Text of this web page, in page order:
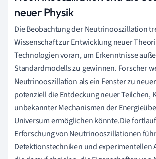
neuer Physik
Die Beobachtung der Neutrinooszillation
Wissenschaft zur Entwicklung neuer
Technologien voran, um Erkenntnisse
Standardmodells zu gewinnen. Forscher
Neutrinooszillation als ein Fenster zu
potenziell die Entdeckung neuer Teilchen,
unbekannter Mechanismen der
Universum ermöglichen könnte.Die
Erforschung von Neutrinooszillationen
Detektionstechniken und experimentellen